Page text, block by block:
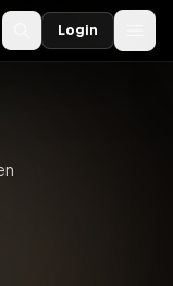
Login